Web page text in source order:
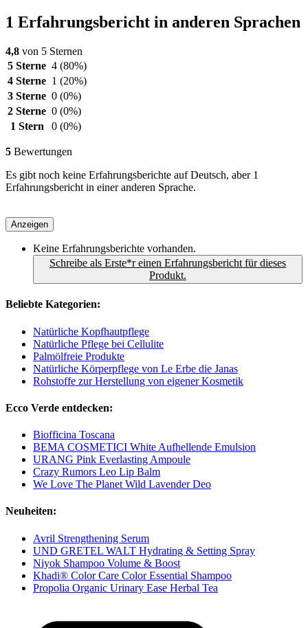
1 Erfahrungsbericht in anderen Sprachen
4,8 von 5 Sternen
5 Sterne 4 (80%)
4 Sterne 1 (20%)
3 Sterne 0 (0%)
2 Sterne 0 (0%)
1 Stern
0 (0%)
5 Bewertungen
Es gibt noch keine Erfahrungsberichte auf Deutsch, aber 1
Erfahrungsbericht in einer anderen Sprache.
Anzeigen
Keine Erfahrungsberichte vorhanden.
Schreibe als Erste*r einen Erfahrungsbericht für dieses
Produkt.
Beliebte Kategorien:
Natürliche Kopfhautpflege
Natürliche Pflege bei Cellulite
Palmölfreie Produkte
Natürliche Körperpflege von Le Erbe die Janas
Rohstoffe zur Herstellung von eigener Kosmetik
Ecco Verde entdecken:
Biofficina Toscana
BEMA COSMETICI White Aufhellende Emulsion
URANG Pink Everlasting Ampoule
Crazy Rumors Leo Lip Balm
We Love The Planet Wild Lavender Deo
Neuheiten:
Avril Strengthening Serum
UND GRETEL WALT Hydrating & Setting Spray
Niyok Shampoo Volume & Boost
Khadi® Color Care Color Essential Shampoo
Propolia Organic Urinary Ease Herbal Tea